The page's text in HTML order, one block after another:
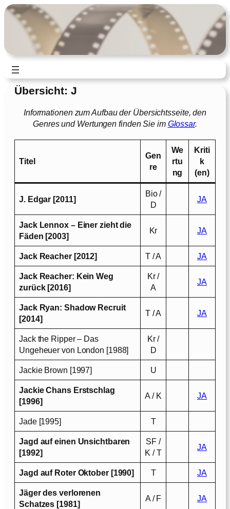
Zum
Inhalt
springen
Übersicht: J
Informationen zum Aufbau der Übersichtsseite, den
Genres und Wertungen finden Sie im Glossar.
Titel
Gen
re
We
rtu
ng
Kriti
k
(en)
J. Edgar [2011]
Bio /
D
JA
Jack Lennox – Einer zieht die
Fäden [2003]
Kr JA
Jack Reacher [2012] T / A JA
Jack Reacher: Kein Weg
zurück [2016]
Kr /
A
JA
Jack Ryan: Shadow Recruit
[2014]
T / A JA
Jack the Ripper – Das
Ungeheuer von London [1988]
Kr /
D
Jackie Brown [1997] U
Jackie Chans Erstschlag
[1996]
A / K JA
Jade [1995] T
Jagd auf einen Unsichtbaren
[1992]
SF /
K / T
JA
Jagd auf Roter Oktober [1990] T JA
Jäger des verlorenen
Schatzes [1981]
A / F JA